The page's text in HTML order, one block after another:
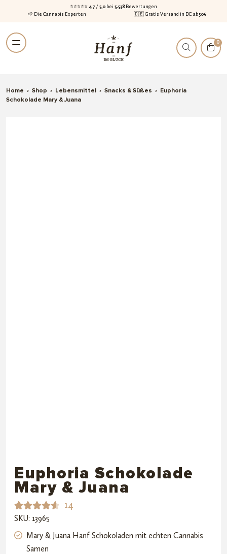
⭐⭐⭐⭐⭐4,7 / 5,0 bei 5.538 Bewertungen
🌱 Die Cannabis Experten
🇩🇪 Gratis Versand in DE ab 50€
Navigation
Zum
Inhalt
0
Home › Shop › Lebensmittel › Snacks & Süßes › Euphoria
Schokolade Mary & Juana
Euphoria Schokolade
Mary & Juana
Bewerte
t mit
14
14
SKU: 13965
Mary & Juana Hanf Schokoladen mit echten Cannabis
Samen